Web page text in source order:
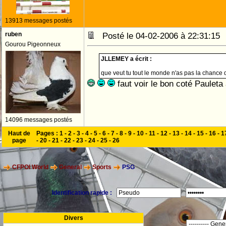
13913 messages postés
ruben
Gourou Pigeonneux
14096 messages postés
Posté le 04-02-2006 à
JLLEMEY a écrit :
que veut tu tout le monde n'as pas la chance
faut voir le bon coté
Haut de
page
Pages : 1 - 2 - 3 - 4 - 5 - 6 - 7 - 8 - 9 - 10 - 11 - 12 - 13 - 14 - 15 - 16 -
- 20 - 21 - 22 - 23 - 24 - 25 - 26
CFPOI World General Sports PSG
Identification rapide :
Divers